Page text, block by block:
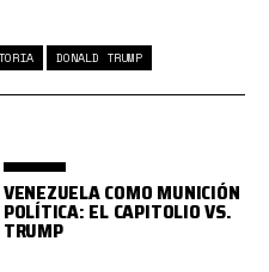
DONALD TRUMP
VENEZUELA COMO MUNICIÓN
POLÍTICA: EL CAPITOLIO VS.
TRUMP